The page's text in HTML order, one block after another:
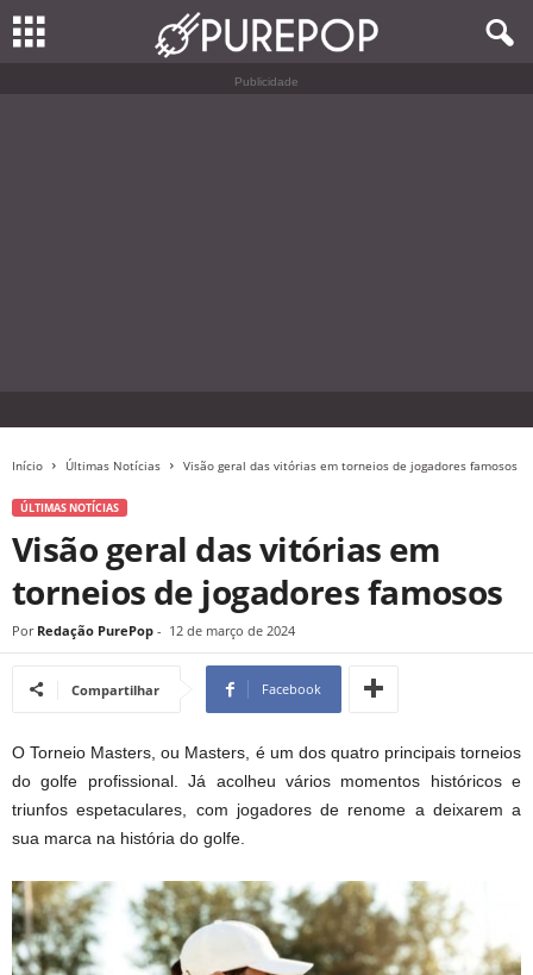
Publicidade
Início Últimas Notícias Visão geral das vitórias em torneios de jogadores famosos
ÚLTIMAS NOTÍCIAS
Visão geral das vitórias em
torneios de jogadores famosos
Por Redação PurePop - 12 de março de 2024
Compartilhar Facebook
O Torneio Masters, ou Masters, é um dos quatro principais torneios
do golfe profissional. Já acolheu vários momentos históricos e
triunfos espetaculares, com jogadores de renome a deixarem a
sua marca na história do golfe.